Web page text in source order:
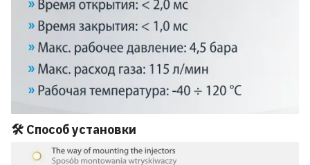
🛠 Способ установки